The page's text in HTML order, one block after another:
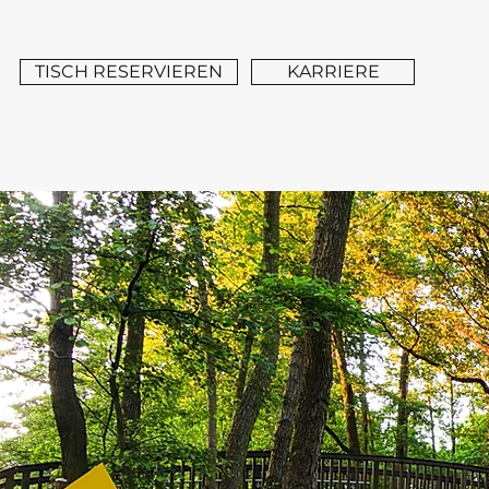
TISCH RESERVIEREN KARRIERE